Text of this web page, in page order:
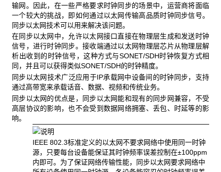
输网。因此，在一些严格要求时钟同步的场景中，运营商将面临
一个较大的挑战，即如何通过以太网传输高品质时钟同步信号。
同步以太网技术可以用来解决该问题。
在同步以太网中，允许以太网接口直接在物理层生成和发送时钟
信号，进行时钟同步。接收端通过以太网物理层芯片从物理层解
析出收到的时钟信号，这种方式与SONET/SDH时钟恢复方式相
同，并且可以获得类似SONET/SDH的时钟精度。
同步以太网技术广泛应用于IP承载网中设备间的时钟同步，支持
通过高带宽来承载话音、数据、视频和传统业务。
同步以太网的优点是，同步以太网能和现有的同步网兼容，不受
高层协议的影响，也不会受到数据网络拥塞、丢包、时延等的影
响。
IEEE 802.3标准定义的以太网不要求网络中使用同一时钟
源，只要每台设备能保证其时钟频率误差控制在±100ppm
内即可。为了保证网络传输性能，同步以太网要求网络中